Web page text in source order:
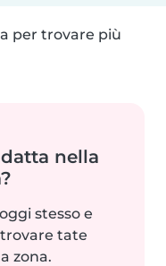
per trovare più
nella
stesso e
tate
zona.